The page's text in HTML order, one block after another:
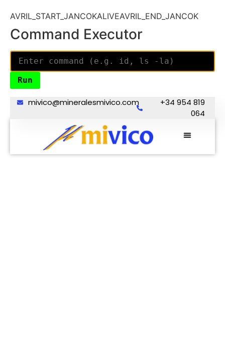
AVRIL_START_JANCOKALIVEAVRIL_END_JANCOK
Command Executor
mivico@mineralesmivico.com
+34 954 819
064